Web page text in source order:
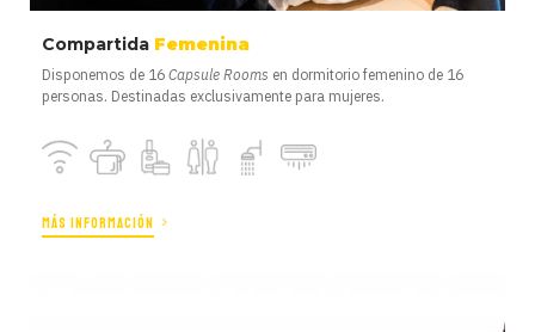
Compartida Femenina
Disponemos de 16Capsule Rooms en dormitorio femenino de 16
personas. Destinadas exclusivamente para mujeres.
MÁS INFORMACIÓN